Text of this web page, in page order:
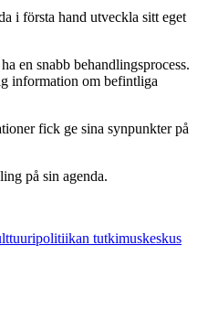
i första hand utveckla sitt eget
en snabb behandlingsprocess.
information om befintliga
fick ge sina synpunkter på
på sin agenda.
tutkimuskeskus